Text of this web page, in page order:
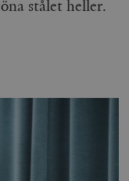
stålet heller.